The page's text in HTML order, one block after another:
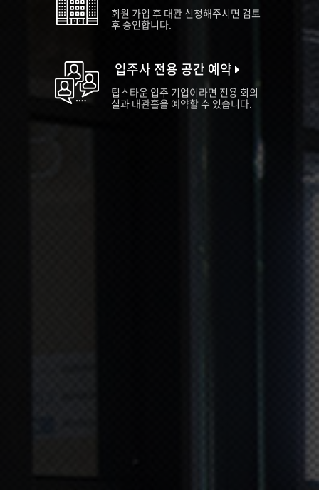
회원 가입 후 대관 신청해주시면 검토
후 승인합니다.
입주사 전용 공간 예약
팁스타운 입주 기업이라면 전용 회의
실과 대관홀을 예약할 수 있습니다.